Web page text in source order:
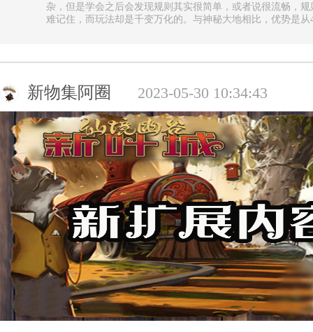
杂，但是学会之后会发现规则其实很简单，或者说很流畅，
难记住，而玩法却是千变万化的。与神秘大地相比，优势是
新物集阿圈 2023-05-30 10:34:43